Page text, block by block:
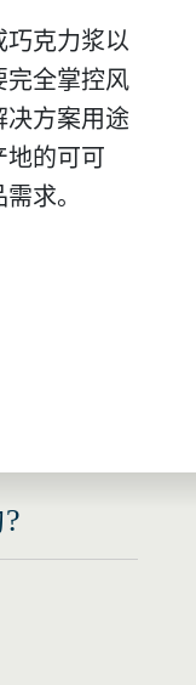
完全掌控风
决方案用途
地的可可
求。
准。从小规
，我们都可
的定制解
和高产
供几乎适用
市场验证且
们的坚果
程，以减